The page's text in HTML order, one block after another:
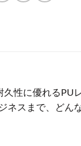
性に優れるPU
スまで、どん